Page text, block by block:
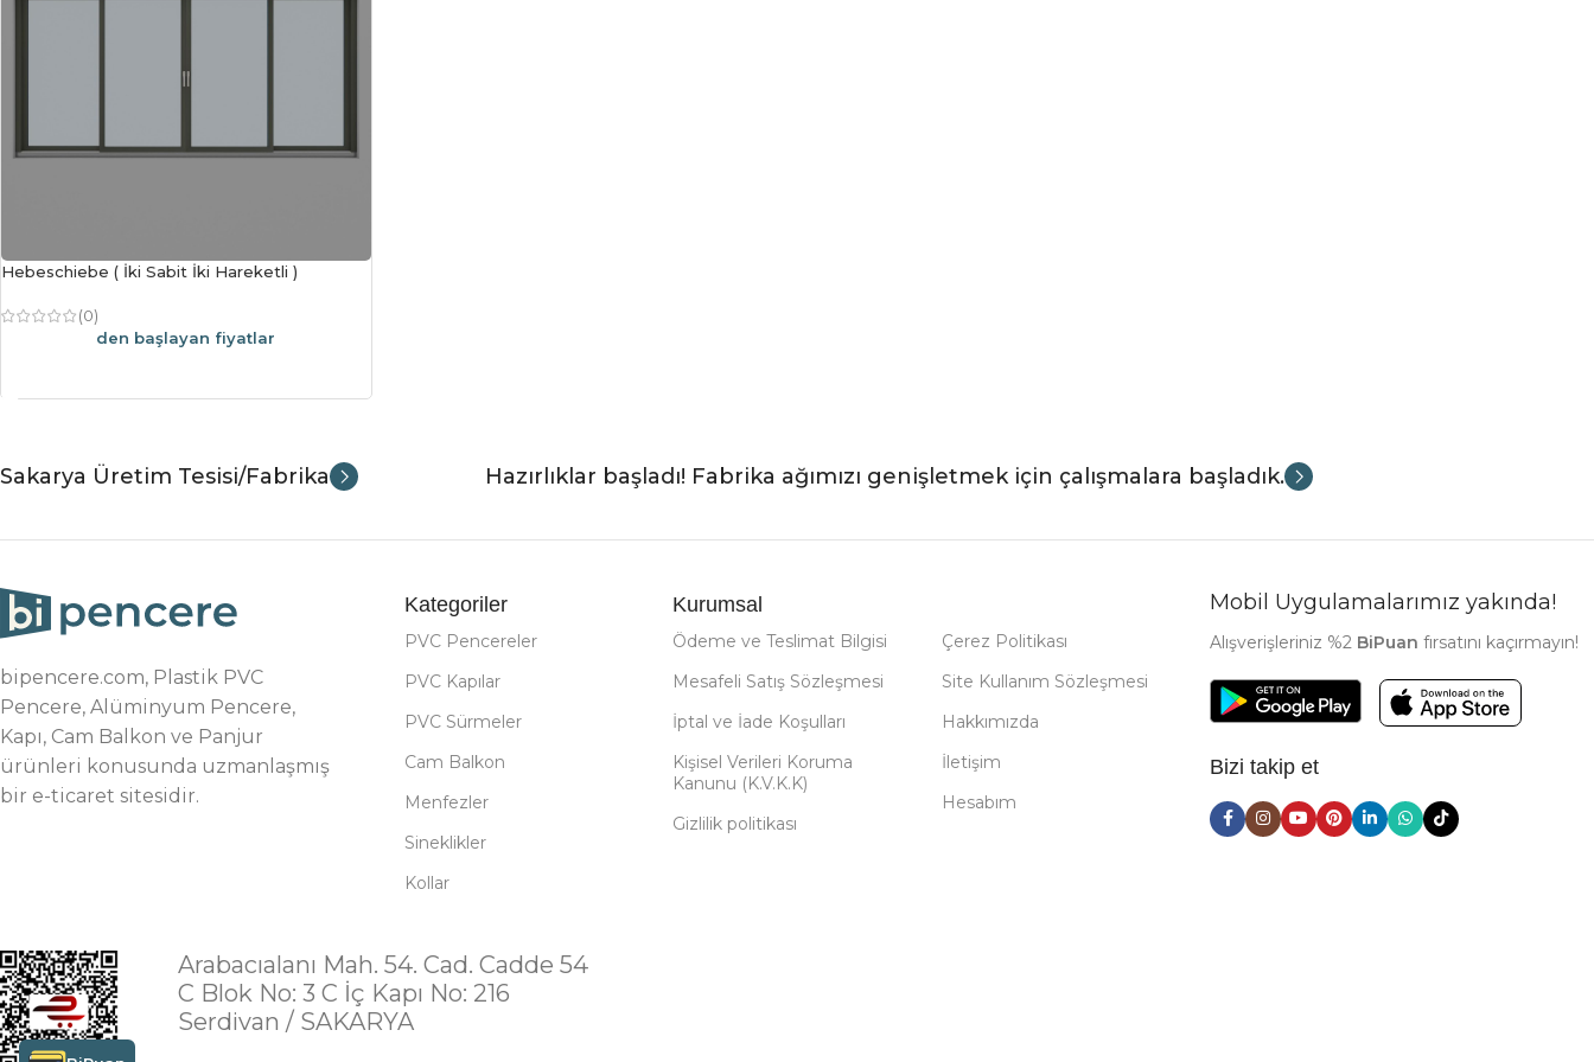
Hebeschiebe ( İki Sabit İki Hareketli )
(0)
den başlayan fiyatlar
Sakarya Üretim Tesisi/Fabrika Hazırlıklar başladı! Fabrika ağımızı genişletmek için çalışmalara başladık.
bipencere.com, Plastik PVC
Pencere, Alüminyum Pencere,
Kapı, Cam Balkon ve Panjur
ürünleri konusunda uzmanlaşmış
bir e-ticaret sitesidir.
Kategoriler
PVC Pencereler
PVC Kapılar
PVC Sürmeler
Cam Balkon
Menfezler
Sineklikler
Kollar
Kurumsal
Ödeme ve Teslimat Bilgisi
Mesafeli Satış Sözleşmesi
İptal ve İade Koşulları
Kişisel Verileri Koruma
Kanunu (K.V.K.K)
Gizlilik politikası
Çerez Politikası
Site Kullanım Sözleşmesi
Hakkımızda
İletişim
Hesabım
Mobil Uygulamalarımız yakında!
Alışverişleriniz %2 BiPuan fırsatını kaçırmayın!
Bizi takip et
Arabacıalanı Mah. 54. Cad. Cadde 54
C Blok No: 3 C İç Kapı No: 216
Serdivan / SAKARYA